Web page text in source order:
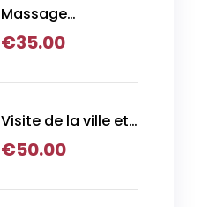
Massage
Hammam
€35.00
Visite de la ville et
massage
€50.00